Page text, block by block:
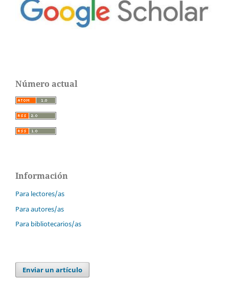
Número actual
Información
Para lectores/as
Para autores/as
Para bibliotecarios/as
Enviar un artículo